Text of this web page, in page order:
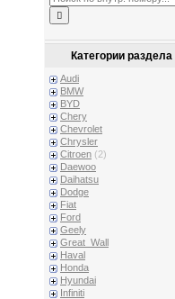
Категории раздела
Audi
BMW
BYD
Chery
Chevrolet
Chrysler
Citroen (2)
Daewoo
Daihatsu
Dodge
Fiat
Ford
Geely
Great_Wall
Haval
Honda
Hyundai
Infiniti